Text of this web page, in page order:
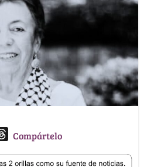
T
r
Compártelo